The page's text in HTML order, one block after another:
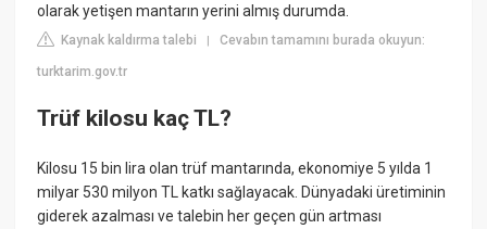
olarak yetişen mantarın yerini almış durumda.
Kaynak kaldırma talebi |Cevabın tamamını burada okuyun:
turktarim.gov.tr
Trüf kilosu kaç TL?
Kilosu 15 bin lira olan trüf mantarında, ekonomiye 5 yılda 1
milyar 530 milyon TL katkı sağlayacak. Dünyadaki üretiminin
giderek azalması ve talebin her geçen gün artması